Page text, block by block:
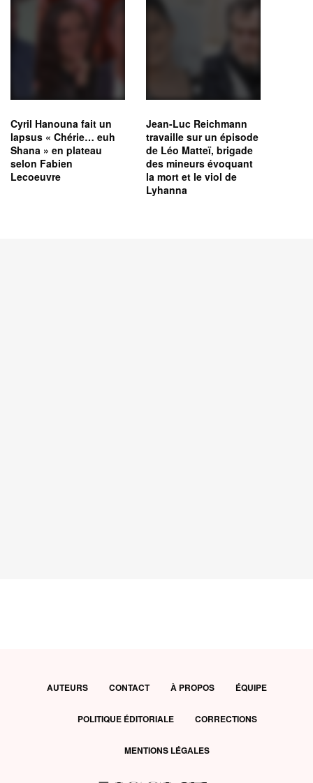
Cyril Hanouna fait un
lapsus « Chérie… euh
Shana » en plateau
selon Fabien
Lecoeuvre
Jean-Luc Reichmann
travaille sur un épisode
de Léo Matteï, brigade
des mineurs évoquant
la mort et le viol de
Lyhanna
AUTEURS CONTACT À PROPOS ÉQUIPE
POLITIQUE ÉDITORIALE CORRECTIONS
MENTIONS LÉGALES